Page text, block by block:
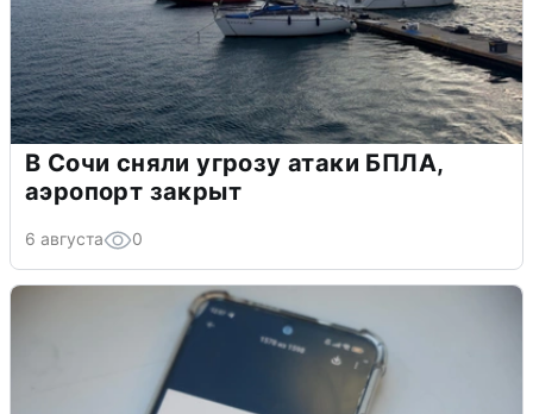
В Сочи сняли угрозу атаки БПЛА,
аэропорт закрыт
6 августа 0